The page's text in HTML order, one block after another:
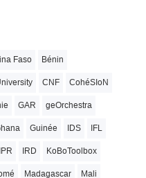
Faso Bénin
CNF CohéSIoN
GAR geOrchestra
Guinée IDS IFL
IPR IRD KoBoToolbox
Madagascar Mali